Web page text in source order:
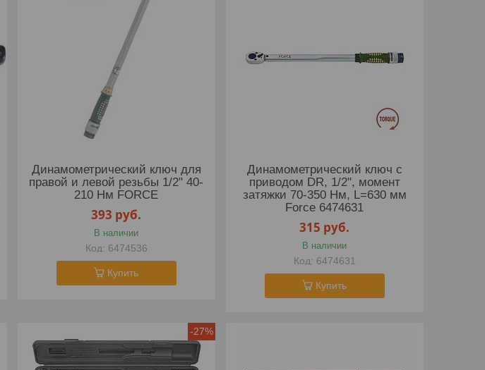
Динамометрический ключ для
правой и левой резьбы 1/2" 40-
210 Нм FORCE
393 руб.
В наличии
6474536
Купить
Динамометрический ключ с
приводом DR, 1/2", момент
затяжки 70-350 Нм, L=630 мм
Force 6474631
315 руб.
В наличии
6474631
Купить
-27%